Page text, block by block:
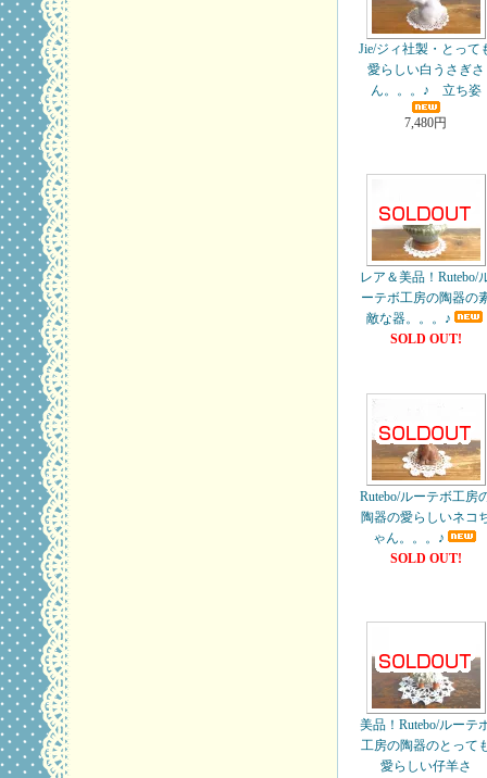
Jie/ジィ社製・とって
愛らしい白うさぎさ
ん。。。♪ 立ち姿
7,480円
レア＆美品！Rutebo/
ーテボ工房の陶器の
敵な器。。。♪
SOLD OUT!
Rutebo/ルーテボ工房
陶器の愛らしいネコ
ゃん。。。♪
SOLD OUT!
美品！Rutebo/ルーテ
工房の陶器のとって
愛らしい仔羊さ